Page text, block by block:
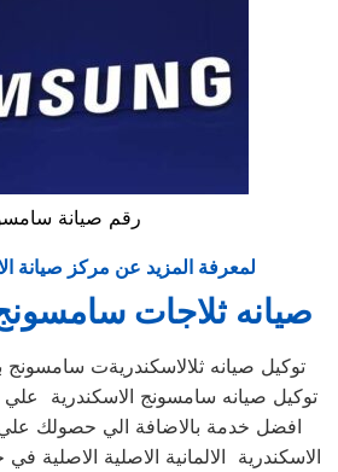
رقم صيانة
لمعرفة المزيد عن مركز صيانة
صيانه ثلاجات
توكيل صيانه ثلالاسكندريةت
توكيل صيانه سامسونج الاسكندرية
افضل خدمة بالاضافة الي حصولك
الاسكندرية الالمانية الاصلية الاصلية